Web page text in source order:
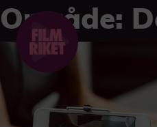
Område: